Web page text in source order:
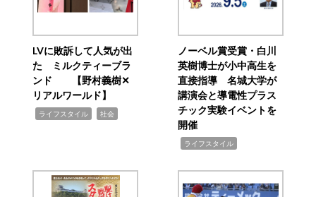
LVに敗訴して人気が出
た ミルクティーブラ
ンド 【野村義樹✕
リアルワールド】
ライフスタイル 社会
ノーベル賞受賞・白川
英樹博士が小中高生を
直接指導 名城大学が
講演会と導電性プラス
チック実験イベントを
開催
ライフスタイル